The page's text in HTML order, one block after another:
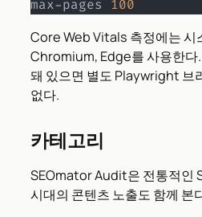
max-pages 100
Core Web Vitals 측정에는 시
Chromium, Edge를 사용한다
돼 있으면 별도 Playwright 브
없다.
카테고리
SEOmator Audit은 전통적인
시대의 콘텐츠 노출도 함께 본